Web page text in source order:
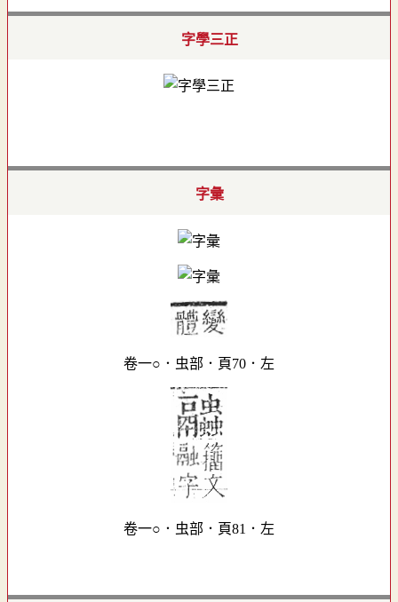
字學三正
字彙
卷一○．虫部．頁70．左
卷一○．虫部．頁81．左